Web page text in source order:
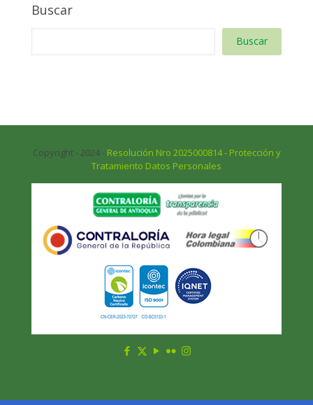
Buscar
Buscar
Copyright - 2024 - Resolución Nro 2025000814 - Protección y
Tratamiento Datos Personales